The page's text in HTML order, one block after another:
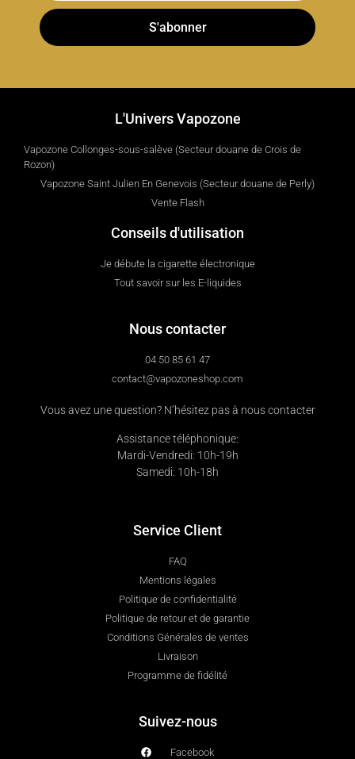
S'abonner
L'Univers Vapozone
Vapozone Collonges-sous-salève (Secteur douane de Crois de
Rozon)
Vapozone Saint Julien En Genevois (Secteur douane de Perly)
Vente Flash
Conseils d'utilisation
Je débute la cigarette électronique
Tout savoir sur les E-liquides
Nous contacter
04 50 85 61 47
contact@vapozoneshop.com
Vous avez une question? N’hésitez pas à nous contacter
Assistance téléphonique:
Mardi-Vendredi: 10h-19h
Samedi: 10h-18h
Service Client
FAQ
Mentions légales
Politique de confidentialité
Politique de retour et de garantie
Conditions Générales de ventes
Livraison
Programme de fidélité
Suivez-nous
Facebook